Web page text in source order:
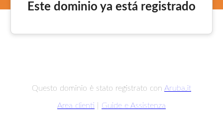
Este dominio ya está registrado
Questo dominio è stato registrato con Aruba.it
Area clienti Guide e Assistenza